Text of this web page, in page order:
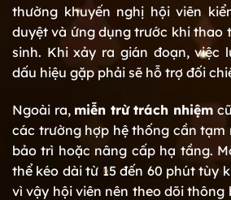
thường khuyến nghị hội viên
duyệt và ứng dụng trước khi thao
sinh. Khi xảy ra gián đoạn, việc
dấu hiệu gặp phải sẽ hỗ trợ đối
Ngoài ra, miễn trừ trách nhiệm
các trường hợp hệ thống cần tạm
bảo trì hoặc nâng cấp hạ tầng.
thể kéo dài từ 15 đến 60 phút tùy
vì vậy hội viên nên theo dõi thông